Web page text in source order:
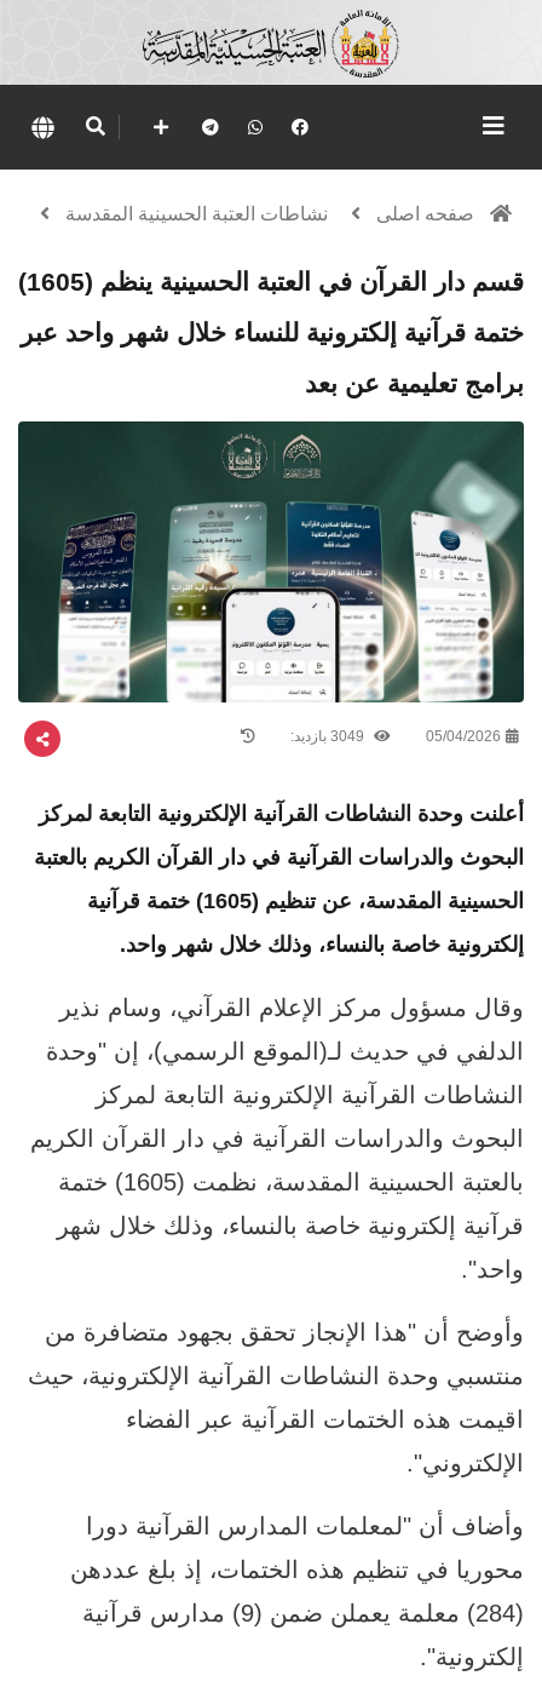
صفحه اصلی نشاطات العتبة الحسينية المقدسة
قسم دار القرآن في العتبة الحسينية ينظم (1605)
ختمة قرآنية إلكترونية للنساء خلال شهر واحد عبر
برامج تعليمية عن بعد
05/04/2026
أعلنت وحدة النشاطات القرآنية الإلكترونية التابعة لمركز
البحوث والدراسات القرآنية في دار القرآن الكريم بالعتبة
الحسينية المقدسة، عن تنظيم (1605) ختمة قرآنية
إلكترونية خاصة بالنساء، وذلك خلال شهر واحد.
وقال مسؤول مركز الإعلام القرآني، وسام نذير
الدلفي في حديث لـ(الموقع الرسمي)، إن "وحدة
النشاطات القرآنية الإلكترونية التابعة لمركز
البحوث والدراسات القرآنية في دار القرآن الكريم
بالعتبة الحسينية المقدسة، نظمت (1605) ختمة
قرآنية إلكترونية خاصة بالنساء، وذلك خلال شهر
واحد".
وأوضح أن "هذا الإنجاز تحقق بجهود متضافرة من
منتسبي وحدة النشاطات القرآنية الإلكترونية، حيث
اقيمت هذه الختمات القرآنية عبر الفضاء
الإلكتروني".
وأضاف أن "لمعلمات المدارس القرآنية دورا
محوريا في تنظيم هذه الختمات، إذ بلغ عددهن
(284) معلمة يعملن ضمن (9) مدارس قرآنية
إلكترونية".